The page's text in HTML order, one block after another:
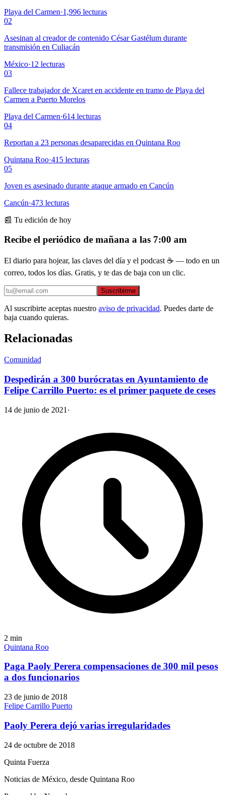
Playa del Carmen·1,996 lecturas
02
Asesinan al creador de contenido César Gastélum durante
transmisión en Culiacán
México·12 lecturas
03
Fallece trabajador de Xcaret en accidente en tramo de Playa del
Carmen a Puerto Morelos
Playa del Carmen·614 lecturas
04
Reportan a 23 personas desaparecidas en Quintana Roo
Quintana Roo·415 lecturas
05
Joven es asesinado durante ataque armado en Cancún
Cancún·473 lecturas
📰 Tu edición de hoy
Recibe el periódico de mañana a las 7:00 am
El diario para hojear, las claves del día y el podcast ☕ — todo en un
correo, todos los días. Gratis, y te das de baja con un clic.
Suscribirme
Al suscribirte aceptas nuestro aviso de privacidad. Puedes darte de
baja cuando quieras.
Relacionadas
Comunidad
Despedirán a 300 burócratas en Ayuntamiento de
Felipe Carrillo Puerto: es el primer paquete de ceses
14 de junio de 2021 ·
2 min
Quintana Roo
Paga Paoly Perera compensaciones de 300 mil pesos
a dos funcionarios
23 de junio de 2018
Felipe Carrillo Puerto
Paoly Perera dejó varias irregularidades
24 de octubre de 2018
Quinta Fuerza
Noticias de México, desde Quintana Roo